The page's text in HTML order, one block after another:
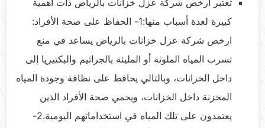
تعتبر ارخص شركة عزل خزانات بالرياض ذات أهمية
كبيرة لعدة أسباب منها:1- الحفاظ على صحة الأفراد:
ارخص شركة عزل خزانات بالرياض يساعد في منع
تسرب المياه الملوثة أو المليئة بالجراثيم والبكتيريا إلى
داخل الخزانات، وبالتالي يحافظ على نظافة وجودة المياه
المخزنة داخل الخزانات، ويحمي صحة الأفراد الذين
يعتمدون على تلك المياه في استخداماتهم اليومية.2-